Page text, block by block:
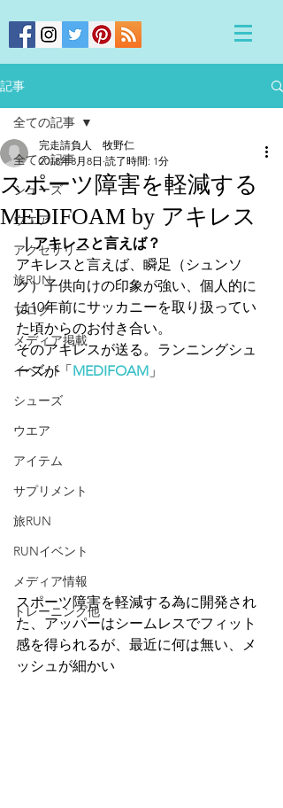
記事
全ての記事
シューズ
ウエア
アクセサリー
旅RUN
ブログ
メディア掲載
イベント
シューズ
ウエア
アイテム
サプリメント
旅RUN
RUNイベント
メディア情報
トレーニング他
全ての記事
スポーツ障害を軽減する
MEDIFOAM by アキレス
完走請負人 牧野仁
2018年3月8日 読了時間: 1分
｜アキレスと言えば？
アキレスと言えば、瞬足（シュンソ
ク）子供向けの印象が強い、個人的に
は10年前にサッカニーを取り扱ってい
た頃からのお付き合い。
そのアキレスが送る。ランニングシュ
ーズが「MEDIFOAM 」
スポーツ障害を軽減する為に開発され
た、アッパーはシームレスでフィット
感を得られるが、最近に何は無い、メ
ッシュが細かい